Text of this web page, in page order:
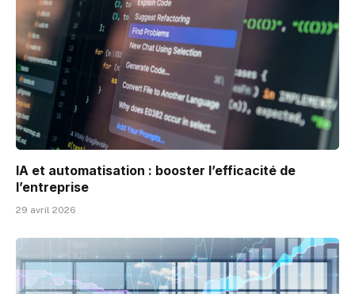
IA et automatisation : booster l’efficacité de
l’entreprise
29 avril 2026